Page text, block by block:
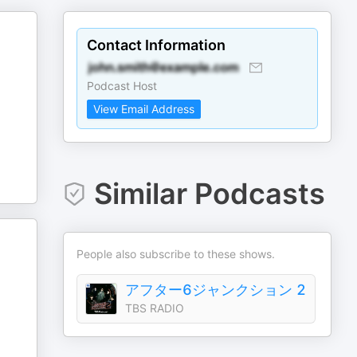
Contact Information
Podcast Host
View Email Address
Similar Podcasts
People also subscribe to these shows.
アフター6ジャンクション 2
TBS RADIO